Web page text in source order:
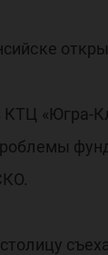
КТЦ «Югра-